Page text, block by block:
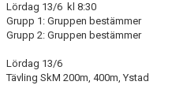
Lördag 13/6 kl 8:30
Grupp 1: Gruppen bestämmer
Grupp 2: Gruppen bestämmer
Lördag 13/6
Tävling SkM 200m, 400m, Ystad